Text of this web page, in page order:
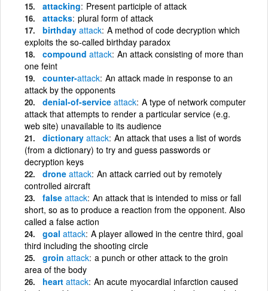
attacking Present participle of attack
attacks plural form of attack
birthday attack A method of code decryption which
exploits the so-called birthday paradox
compound attack An attack consisting of more than
one feint
counter-attack An attack made in response to an
attack by the opponents
denial-of-service attack A type of network computer
attack that attempts to render a particular service (e.g.
web site) unavailable to its audience
dictionary attack An attack that uses a list of words
(from a dictionary) to try and guess passwords or
decryption keys
drone attack An attack carried out by remotely
controlled aircraft
false attack An attack that is intended to miss or fall
short, so as to produce a reaction from the opponent. Also
called a false action
goal attack A player allowed in the centre third, goal
third including the shooting circle
groin attack a punch or other attack to the groin
area of the body
heart attack An acute myocardial infarction caused